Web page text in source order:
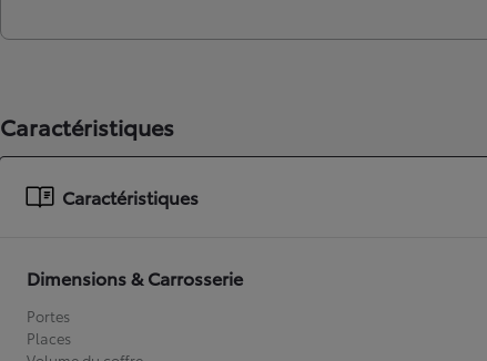
Caractéristiques
Caractéristiques
Dimensions & Carrosserie
Portes
Places